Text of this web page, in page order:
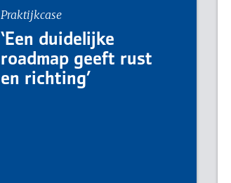
Praktijkcase
‘Een duidelijke
roadmap geeft rust
en richting’